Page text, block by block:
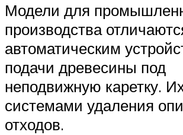
Модели для
производства
автоматическим
подачи древесины под
неподвижную каретку.
системами удаления
отходов.